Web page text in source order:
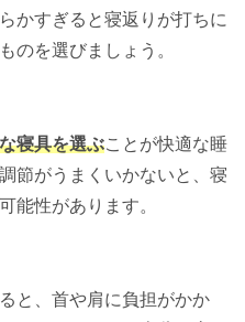
かすぎると寝返りが打ちに
のを選びましょう。
寝具を選ぶことが快適な睡
節がうまくいかないと、寝
能性があります。
と、首や肩に負担がかか